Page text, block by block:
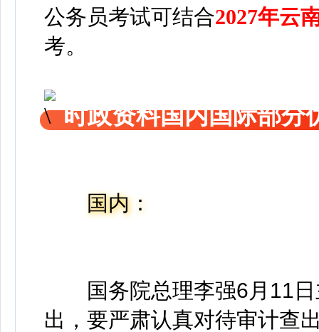
公务员考试可结合2027年云
考。
时政资料国内国际部分
国内：
国务院总理李强6月11日
出，要严肃认真对待审计查